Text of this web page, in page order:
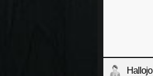
Hallojo